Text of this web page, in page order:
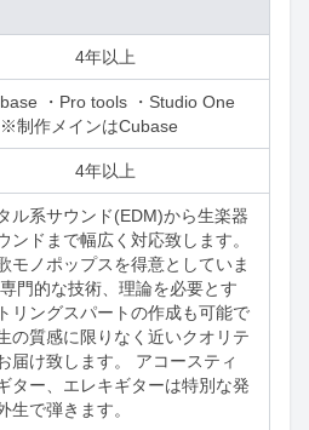
4年以上
・Pro tools ・Studio One
制作メインはCubase
4年以上
ル系サウンド(EDM)から生楽器
ンドまで幅広く対応致します。
モノポップスを得意としていま
門的な技術、理論を必要とす
リングスパートの作成も可能で
の質感に限りなく近いクオリテ
届け致します。 アコースティ
ター、エレキギターは特別な発
生で弾きます。